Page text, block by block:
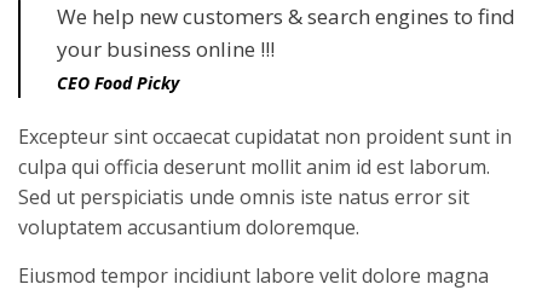
We help new customers & search engines to find
your business online !!!
CEO Food Picky
Excepteur sint occaecat cupidatat non proident sunt in
culpa qui officia deserunt mollit anim id est laborum.
Sed ut perspiciatis unde omnis iste natus error sit
voluptatem accusantium doloremque.
Eiusmod tempor incidiunt labore velit dolore magna